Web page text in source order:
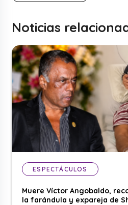
Noticias
ESPECTÁCULOS
Muere Víctor Angobaldo,
la farándula y expareja de